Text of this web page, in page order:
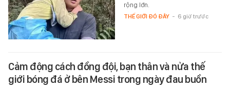
rộng lớn.
THẾ GIỚI ĐÓ ĐÂY - 6 giờ trước
Cảm động cách đồng đội, bạn thân và nửa thế
giới bóng đá ở bên Messi trong ngày đau buồn